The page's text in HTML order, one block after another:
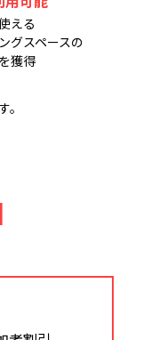
える
グスペースの
獲得